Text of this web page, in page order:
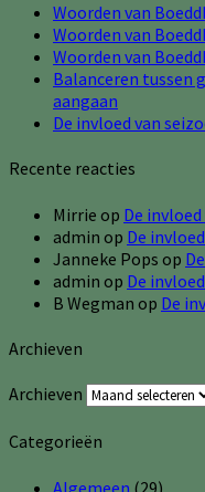
Woorden van
Woorden van
Woorden van
Balanceren tussen
aangaan
De invloed van
Recente reacties
Mirrie op De
admin op De
Janneke Pops op
admin op De
B Wegman op De
Archieven
Archieven
Categorieën
Algemeen (29)